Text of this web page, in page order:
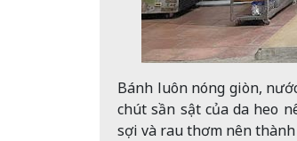
Bánh luôn nóng giòn,
chút sần sật của da heo
sợi và rau thơm nên